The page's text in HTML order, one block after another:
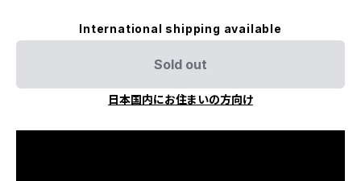
International shipping available
Sold out
日本国内にお住まいの方向け